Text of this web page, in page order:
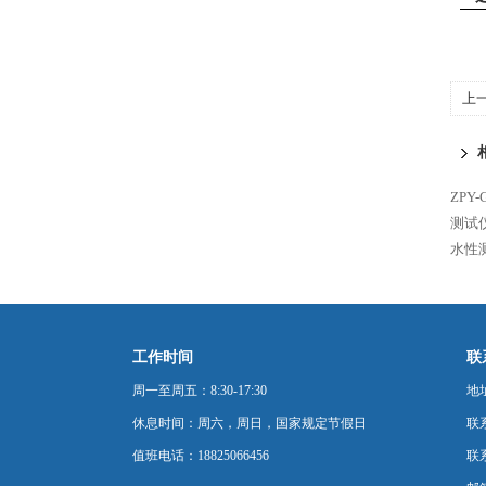
上
ZPY-
测试
水性
工作时间
周一至周五：8:30-17:30
休息时间：周六，周日，国家规定节假日
值班电话：18825066456
联
地
联
联